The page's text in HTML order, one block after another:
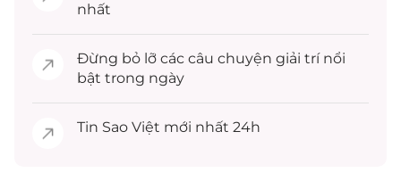
nhất
Đừng bỏ lỡ các câu chuyện giải trínổi
bật trong ngày
Tin Sao Việt mới nhất 24h